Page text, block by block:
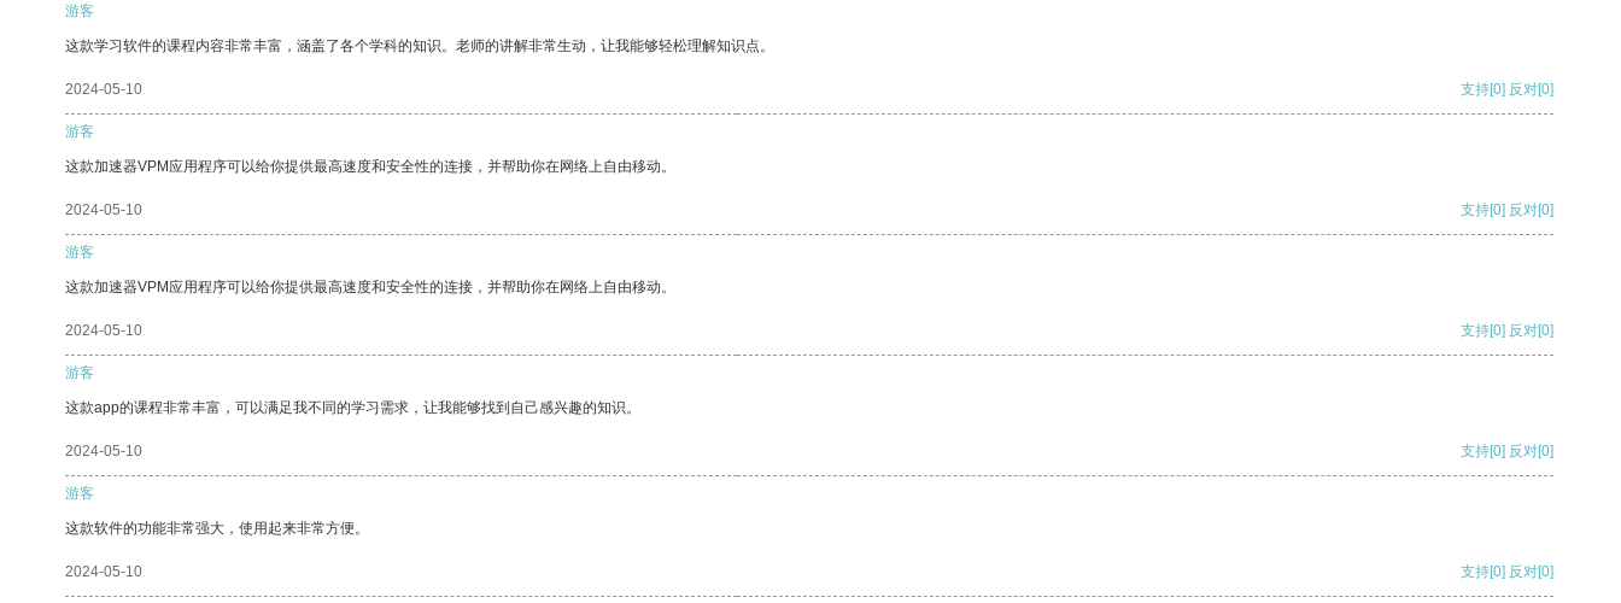
游客
这款学习软件的课程内容非常丰富，涵盖了各个学科的知识。老师的讲解非常生动，让我能够轻松理解知识点。
2024-05-10 支持[0] 反对[0]
游客
这款加速器VPM应用程序可以给你提供最高速度和安全性的连接，并帮助你在网络上自由移动。
2024-05-10 支持[0] 反对[0]
游客
这款加速器VPM应用程序可以给你提供最高速度和安全性的连接，并帮助你在网络上自由移动。
2024-05-10 支持[0] 反对[0]
游客
这款app的课程非常丰富，可以满足我不同的学习需求，让我能够找到自己感兴趣的知识。
2024-05-10 支持[0] 反对[0]
游客
这款软件的功能非常强大，使用起来非常方便。
2024-05-10 支持[0] 反对[0]